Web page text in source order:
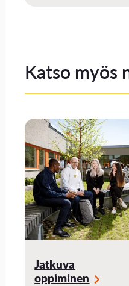
Katso myös
Jatkuva
oppiminen